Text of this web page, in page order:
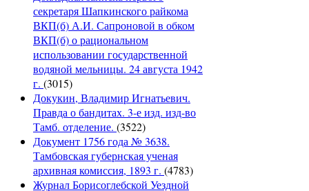
секретаря Шапкинского райкома
ВКП(б) А.И. Сапроновой в обком
ВКП(б) о рациональном
использовании государственной
водяной мельницы. 24 августа 1942
г. (3015)
Докукин, Владимир Игнатьевич.
Правда о бандитах. 3-е изд. изд-во
Тамб. отделение. (3522)
Документ 1756 года № 3638.
Тамбовская губернская ученая
архивная комиссия, 1893 г. (4783)
Журнал Борисоглебской Уездной